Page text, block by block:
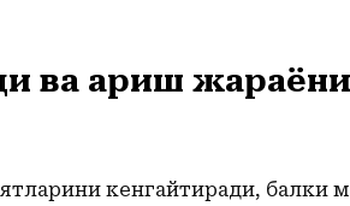
ва қариш жараёни
кенгайтиради, балки